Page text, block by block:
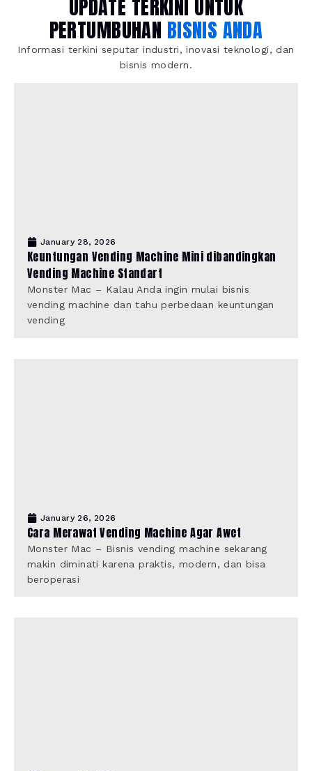
UPDATE TERKINI UNTUK
PERTUMBUHAN BISNIS ANDA
Informasi terkini seputar industri, inovasi teknologi, dan
bisnis modern.
January 28, 2026
Keuntungan Vending Machine Mini dibandingkan
Vending Machine Standart
Monster Mac – Kalau Anda ingin mulai bisnis
vending machine dan tahu perbedaan keuntungan
vending
January 26, 2026
Cara Merawat Vending Machine Agar Awet
Monster Mac – Bisnis vending machine sekarang
makin diminati karena praktis, modern, dan bisa
beroperasi